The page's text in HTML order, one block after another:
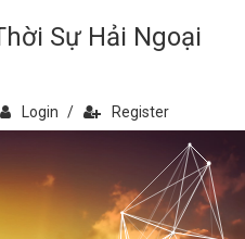
Sự Hải Ngoại
Login / Register